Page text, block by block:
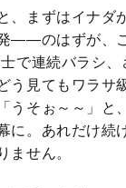
、まずはイナダ
――のはずが、
で連続バラシ
う見てもワラサ
うそぉ～～」と
に。あれだけ続
ません。